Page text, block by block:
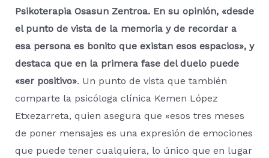
Psikoterapia Osasun Zentroa. En su opinión, «desde
el punto de vista de la memoria y de recordar a
esa persona es bonito que existan esos espacios», y
destaca que en la primera fase del duelo puede
«ser positivo». Un punto de vista que también
comparte la psicóloga clínica Kemen López
Etxezarreta, quien asegura que «esos tres meses
de poner mensajes es una expresión de emociones
que puede tener cualquiera, lo único que en lugar